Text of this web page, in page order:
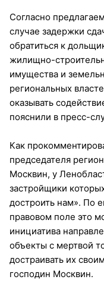
Согласно
случае задержки
обратиться к
жилищно-
имущества и
региональных
оказывать
пояснили в пресс-
Как
председателя
Москвин, у
застройщики
достроить нам». По
правовом поле это
инициатива
объекты с мертвой
достраивать их
господин Москвин.